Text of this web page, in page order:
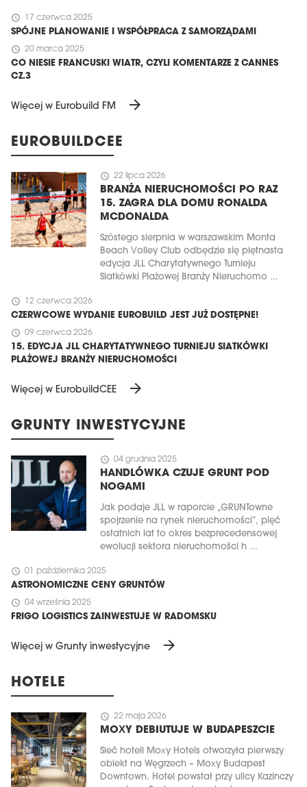
schedule 17 czerwca 2025
SPÓJNE PLANOWANIE I WSPÓŁPRACA Z SAMORZĄDAMI
schedule 20 marca 2025
CO NIESIE FRANCUSKI WIATR, CZYLI KOMENTARZE Z CANNES
CZ.3
Więcej w Eurobuild FM arrow_forward
EUROBUILDCEE
schedule 22 lipca 2026
BRANŻA NIERUCHOMOŚCI PO RAZ
15. ZAGRA DLA DOMU RONALDA
MCDONALDA
Szóstego sierpnia w warszawskim Monta
Beach Volley Club odbędzie się piętnasta
edycja JLL Charytatywnego Turnieju
Siatkówki Plażowej Branży Nieruchomo ...
schedule 12 czerwca 2026
CZERWCOWE WYDANIE EUROBUILD JEST JUŻ DOSTĘPNE!
schedule 09 czerwca 2026
15. EDYCJA JLL CHARYTATYWNEGO TURNIEJU SIATKÓWKI
PLAŻOWEJ BRANŻY NIERUCHOMOŚCI
Więcej w EurobuildCEE arrow_forward
GRUNTY INWESTYCYJNE
schedule 04 grudnia 2025
HANDLÓWKA CZUJE GRUNT POD
NOGAMI
Jak podaje JLL w raporcie „GRUNTowne
spojrzenie na rynek nieruchomości”, pięć
ostatnich lat to okres bezprecedensowej
ewolucji sektora nieruchomości h ...
schedule 01 października 2025
ASTRONOMICZNE CENY GRUNTÓW
schedule 04 września 2025
FRIGO LOGISTICS ZAINWESTUJE W RADOMSKU
Więcej w Grunty inwestycyjne arrow_forward
HOTELE
schedule 22 maja 2026
MOXY DEBIUTUJE W BUDAPESZCIE
Sieć hoteli Moxy Hotels otworzyła pierwszy
obiekt na Węgrzech – Moxy Budapest
Downtown. Hotel powstał przy ulicy Kazinczy